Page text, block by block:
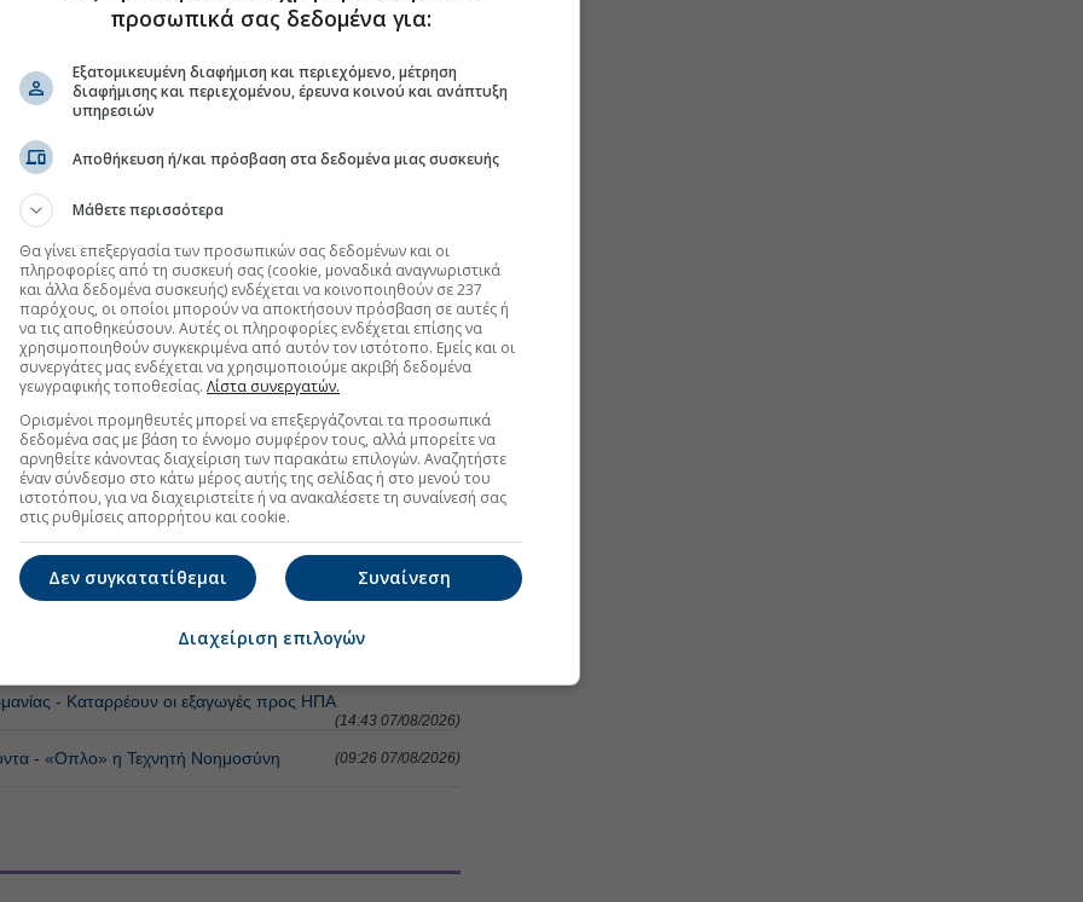
στο Discover
– Ποια προϊόντα οδηγούν την κούρσα το 2026
- Καταρρέουν οι εξαγωγές προς ΗΠΑ
(14:43 07/08/2026)
- «Οπλο» η Τεχνητή Νοημοσύνη (09:26 07/08/2026)
προσωπικά σας δεδομένα για:
Εξατομικευμένη διαφήμιση και περιεχόμενο, μέτρηση
διαφήμισης και περιεχομένου, έρευνα κοινού και ανάπτυξη
υπηρεσιών
Αποθήκευση ή/και πρόσβαση στα δεδομένα μιας συσκευής
Μάθετε περισσότερα
Θα γίνει επεξεργασία των προσωπικών σας δεδομένων και οι
πληροφορίες από τη συσκευή σας (cookie, μοναδικά αναγνωριστικά
και άλλα δεδομένα συσκευής) ενδέχεται να κοινοποιηθούν σε 237
παρόχους, οι οποίοι μπορούν να αποκτήσουν πρόσβαση σε αυτές ή
να τις αποθηκεύσουν. Αυτές οι πληροφορίες ενδέχεται επίσης να
χρησιμοποιηθούν συγκεκριμένα από αυτόν τον ιστότοπο. Εμείς και οι
συνεργάτες μας ενδέχεται να χρησιμοποιούμε ακριβή δεδομένα
γεωγραφικής τοποθεσίας. Λίστα συνεργατών.
Ορισμένοι προμηθευτές μπορεί να επεξεργάζονται τα προσωπικά
δεδομένα σας με βάση το έννομο συμφέρον τους, αλλά μπορείτε να
αρνηθείτε κάνοντας διαχείριση των παρακάτω επιλογών. Αναζητήστε
έναν σύνδεσμο στο κάτω μέρος αυτής της σελίδας ή στο μενού του
ιστοτόπου, για να διαχειριστείτε ή να ανακαλέσετε τη συναίνεσή σας
στις ρυθμίσεις απορρήτου και cookie.
Συναίνεση
Δεν συγκατατίθεμαι
Διαχείριση επιλογών